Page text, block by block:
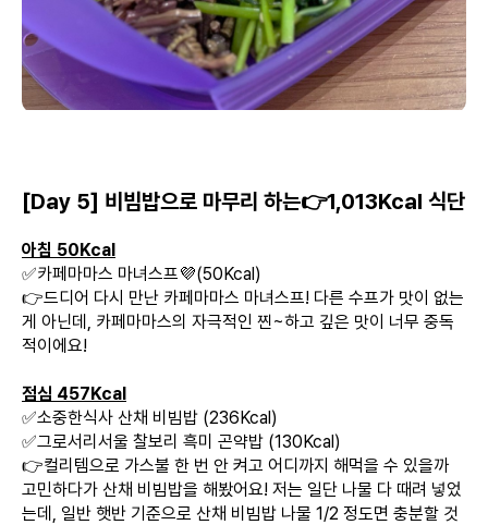
[Day 5] 비빔밥으로 마무리 하는👉1,013Kcal 식단
아침 50Kcal
✅카페마마스 마녀스프💜(50Kcal)
👉드디어 다시 만난 카페마마스 마녀스프! 다른 수프가 맛이 없는
게 아닌데, 카페마마스의 자극적인 찐~하고 깊은 맛이 너무 중독
적이에요!
점심 457Kcal
✅소중한식사 산채 비빔밥 (236Kcal)
✅그로서리서울 찰보리 흑미 곤약밥 (130Kcal)
👉컬리템으로 가스불 한 번 안 켜고 어디까지 해먹을 수 있을까
고민하다가 산채 비빔밥을 해봤어요! 저는 일단 나물 다 때려 넣었
는데, 일반 햇반 기준으로 산채 비빔밥 나물 1/2 정도면 충분할 것